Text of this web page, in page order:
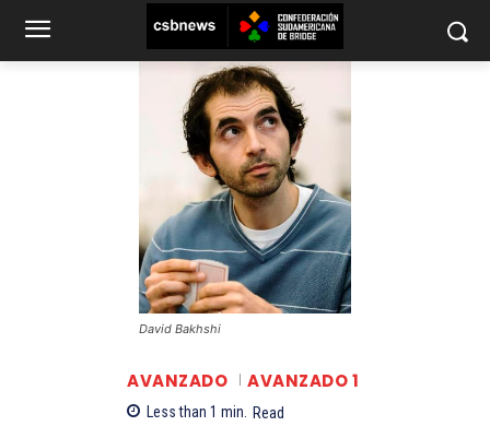
David Bakhshi
AVANZADO AVANZADO 1
Less than 1 min. Read